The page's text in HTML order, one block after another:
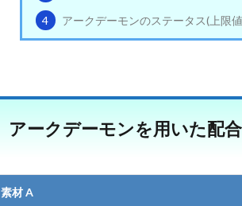
4 アークデーモンのステータス(上限
アークデーモンを用いた配合
素材 A